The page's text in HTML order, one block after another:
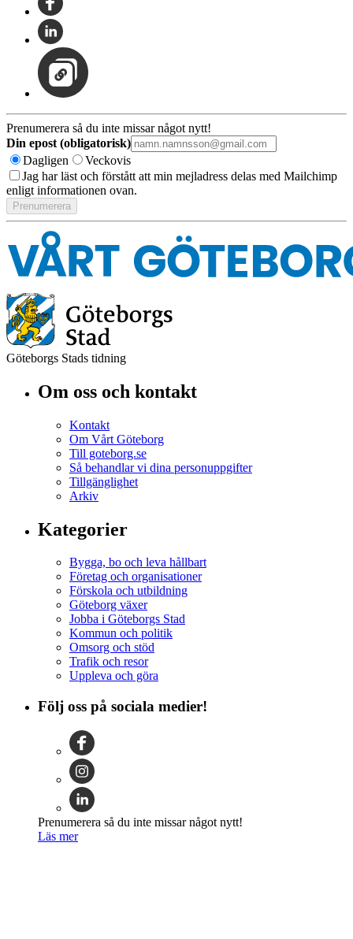
Prenumerera så du inte missar något nytt!
Din epost (obligatorisk)
Dagligen
Veckovis
Jag har läst och förstått att min mejladress delas med Mailchimp
enligt informationen ovan.
Göteborgs Stads tidning
Om oss och kontakt
Kontakt
Om Vårt Göteborg
Till goteborg.se
Så behandlar vi dina personuppgifter
Tillgänglighet
Arkiv
Kategorier
Bygga, bo och leva hållbart
Företag och organisationer
Förskola och utbildning
Göteborg växer
Jobba i Göteborgs Stad
Kommun och politik
Omsorg och stöd
Trafik och resor
Uppleva och göra
Följ oss på sociala medier!
Prenumerera så du inte missar något nytt!
Läs mer